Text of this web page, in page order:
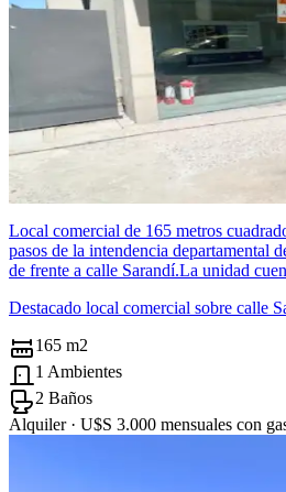
Local comercial de 165 metros
pasos de la intendencia departamental
de frente a calle Sarandí.La unidad
Destacado local comercial sobre calle
165 m2
1 Ambientes
2 Baños
Alquiler · U$S 3.000 mensuales con